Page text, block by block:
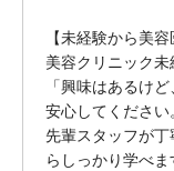
【未経験から美
美容クリニック未
「興味はあるけ
安心してください。
先輩スタッフが
らしっかり学べま